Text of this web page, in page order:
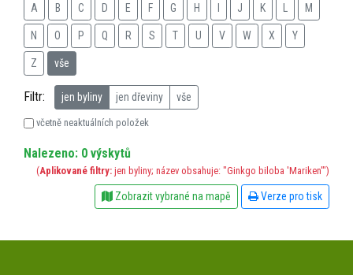
A B C D E F G H J K M
N O P Q R S T U V W X Y
Z vše
Filtr: jen byliny jen dřeviny vše
včetně neaktuálních položek
Nalezeno: 0 výskytů
(Aplikované filtry: jen byliny; název obsahuje: "Ginkgo biloba 'Mariken'")
Zobrazit vybrané na mapě Verze pro tisk